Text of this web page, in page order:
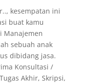
kesempatan ini
buat kamu
Manajemen
sebuah anak
dibidang jasa.
Konsultasi /
Akhir, Skripsi,